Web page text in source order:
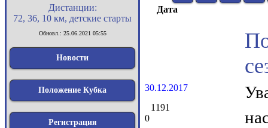
Дистанции:
72, 36, 10 км, детские старты
Обновл.: 25.06.2021 05:55
Новости
Положение Кубка
Регистрация
Дата
30.12.2017
1191
0